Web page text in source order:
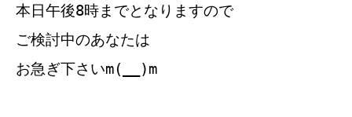
本日午後8時までとなりますので
ご検討中のあなたは
お急ぎ下さいm(__)m